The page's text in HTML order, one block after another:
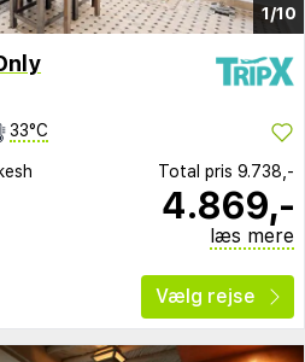
1/10
33°C
Total pris 9.738,-
4.869,-
læs mere
Vælg rejse